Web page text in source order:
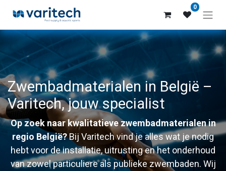
0
Zwembadmaterialen in België –
Varitech, jouw specialist
Op zoek naar kwalitatieve zwembadmaterialen in
regio België?Bij Varitech vind je alles wat je nodig
hebt voor de installatie, uitrusting en het onderhoud
van zowel particuliere als publieke zwembaden. Wij